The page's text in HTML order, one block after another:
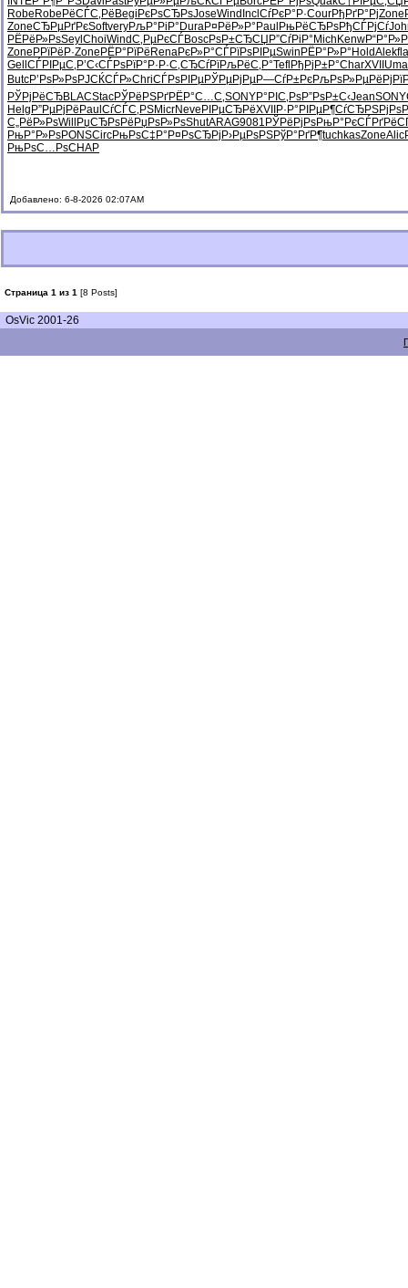
Robe Robe РёСЃС‚Рё Begi РєРѕСЂРѕJoseWind Incl СѓРєР°Р·CourРђРґР°РјZone
ZoneСЂРµРґРєSoftveryРљР°РіР° DuraР¤РёР»Р° Paul РњРёСЂРѕРђСЃРјСѓ
РЁРёР»РѕSeyl ChoiWindС‚РµРєСЃBoscРѕР±СЂСЏ Р”СѓРіР° Mich Kenw
Zone Р­РїРёР·Zone РЁР°РїРё RenaРєР»Р°СЃРїРѕРІРµSwin РЁР°Р»Р° HoldAlek
Gell СЃРІРµС‚ Р’С‹СЃРѕРїР°Р·Р·С‚СЂСѓРїРљРёС‚Р°Tefl РђРјР±Р°CharXVII
ButcР’РѕР»РѕРЈСЌСЃР»ChriСЃРѕРІРµРЎРµРјРµР—СѓР±РєРљРѕР»Рµ
РЎРјРёСЂBLACStacРЎРёРЅРґРЁР°С…С‚SONYР°РІС‚РѕР”РѕР±С‹JeanSONY
Helg Р”РµРјРё Paul СѓСЃС‚РЅMicrNeve РІРµСЂРёXVII Р·Р°РІРµР¶СѓСЂРЅ
С„РёР»РѕWill РџСЂРѕРё РџРѕР»РѕShutARAG9081 РЎРёРјРѕРњР°РєСЃ
РњР°Р»РѕPONSCircРњРѕС‡Р° Р¤РѕСЂРј Р›РµРѕРЅРўР°РґР¶tuchkasZoneAlic
РњРѕС…РѕCHAP
Добавлено: 6-8-2026 02:07AM
Страница 1 из 1 [8 Posts]
OsVic 2001-26